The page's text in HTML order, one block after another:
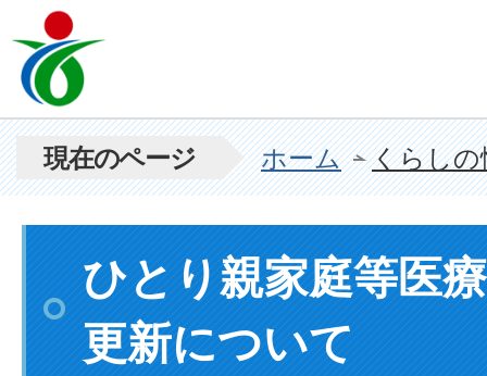
現在のページ ホーム くらしの
ひとり親家庭等医
更新について